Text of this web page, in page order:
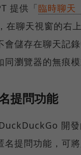
提供「臨時聊
在聊天視窗的右
會儲存在聊天記
瀏覽器的無痕模
提問功能
開發
名提問功能，可